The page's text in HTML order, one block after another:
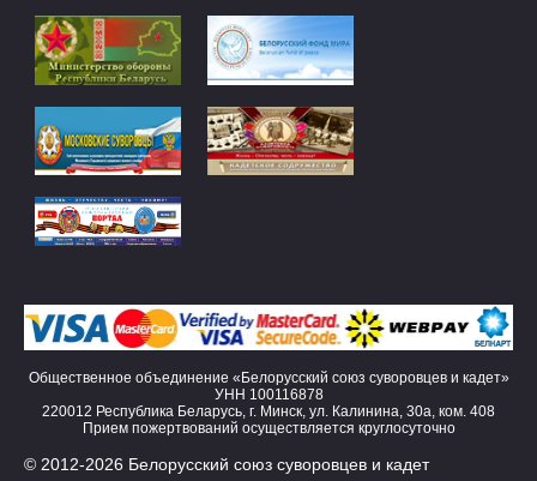
Общественное объединение «Белорусский союз суворовцев и кадет»
УНН 100116878
220012 Республика Беларусь, г. Минск, ул. Калинина, 30а, ком. 408
Прием пожертвований осуществляется круглосуточно
© 2012-2026 Белорусский союз суворовцев и кадет